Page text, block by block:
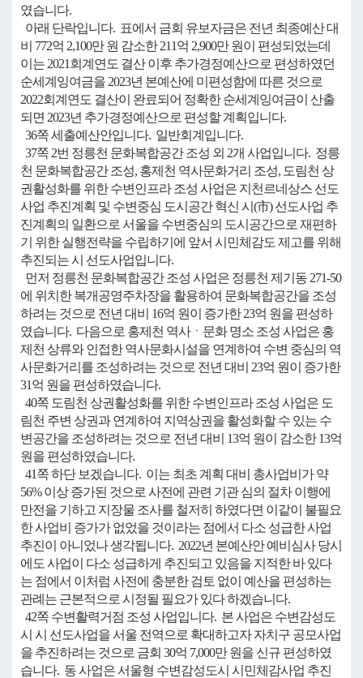
였습니다.
아래 단락입니다. 표에서 금회 유보자금은 전년 최종예산 대
비 772억 2,100만 원 감소한 211억 2,900만 원이 편성되었는데
이는 2021회계연도 결산 이후 추가경정예산으로 편성하였던
순세계잉여금을 2023년 본예산에 미편성함에 따른 것으로
2022회계연도 결산이 완료되어 정확한 순세계잉여금이 산출
되면 2023년 추가경정예산으로 편성할 계획입니다.
36쪽 세출예산안입니다. 일반회계입니다.
37쪽 2번 정릉천 문화복합공간 조성 외 2개 사업입니다. 정릉
천 문화복합공간 조성, 홍제천 역사문화거리 조성, 도림천 상
권활성화를 위한 수변인프라 조성 사업은 지천르네상스 선도
사업 추진계획 및 수변중심 도시공간 혁신 시(市) 선도사업 추
진계획의 일환으로 서울을 수변중심의 도시공간으로 재편하
기 위한 실행전략을 수립하기에 앞서 시민체감도 제고를 위해
추진되는 시 선도사업입니다.
먼저 정릉천 문화복합공간 조성 사업은 정릉천 제기동 271-50
에 위치한 복개공영주차장을 활용하여 문화복합공간을 조성
하려는 것으로 전년 대비 16억 원이 증가한 23억 원을 편성하
였습니다. 다음으로 홍제천 역사ㆍ문화 명소 조성 사업은 홍
제천 상류와 인접한 역사문화시설을 연계하여 수변 중심의 역
사문화거리를 조성하려는 것으로 전년 대비 23억 원이 증가한
31억 원을 편성하였습니다.
40쪽 도림천 상권활성화를 위한 수변인프라 조성 사업은 도
림천 주변 상권과 연계하여 지역상권을 활성화할 수 있는 수
변공간을 조성하려는 것으로 전년 대비 13억 원이 감소한 13억
원을 편성하였습니다.
41쪽 하단 보겠습니다. 이는 최초 계획 대비 총사업비가 약
56% 이상 증가된 것으로 사전에 관련 기관 심의 절차 이행에
만전을 기하고 지장물 조사를 철저히 하였다면 이같이 불필요
한 사업비 증가가 없었을 것이라는 점에서 다소 성급한 사업
추진이 아니었나 생각됩니다. 2022년 본예산안 예비심사 당시
에도 사업이 다소 성급하게 추진되고 있음을 지적한 바 있다
는 점에서 이처럼 사전에 충분한 검토 없이 예산을 편성하는
관례는 근본적으로 시정될 필요가 있다 하겠습니다.
42쪽 수변활력거점 조성 사업입니다. 본 사업은 수변감성도
시 시 선도사업을 서울 전역으로 확대하고자 자치구 공모사업
을 추진하려는 것으로 금회 30억 7,000만 원을 신규 편성하였
습니다. 동 사업은 서울형 수변감성도시 시민체감사업 추진